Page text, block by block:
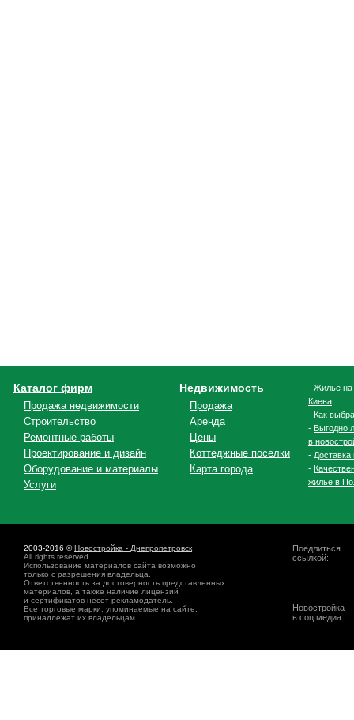
Каталог фирм
Продажа недвижимости
Строительство
Ремонтные работы
Проектирование и дизайн
Оборудование и материалы
Услуги
Недвижимость
Продажа
Аренда
Цены
Коттеджные поселки
Карта города
- Жилье на
Киева
- Как
- Выгодно
в
-
-
жилье в
2003-2016 ©Новостройка - Днепропетровск
All rights reserved.
Использование материалов сайта возможно
только с разрешения владельца.
Ответственность за достоверность представленных
материалов, а также наличие лицензий
и сертификатов несет рекламодатель.
Все торговые марки, упоминаемые на сайте,
принадлежат их владельцам
Поедлиться
ссылкой:
Новостройка
в соц.медиа: